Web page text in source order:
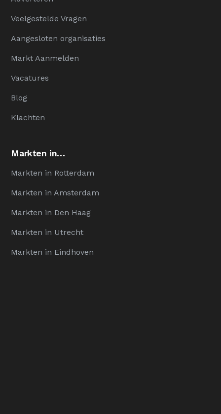
Veelgestelde Vragen
Aangesloten organisaties
Markt Aanmelden
Vacatures
Blog
Klachten
Markten in…
Markten in Rotterdam
Markten in Amsterdam
Markten in Den Haag
Markten in Utrecht
Markten in Eindhoven